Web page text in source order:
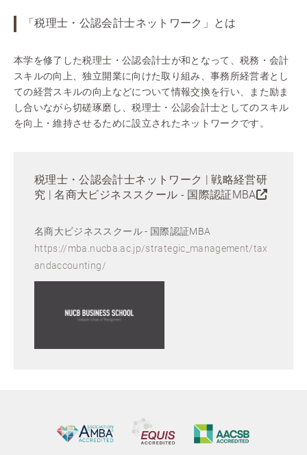
「税理士・公認会計士ネットワーク」とは
本学を修了した税理士・公認会計士が和となって、税務・会計
スキルの向上、独立開業に向けた取り組み、事務所経営者とし
ての経営スキルの向上などについて情報交換を行い、また励ま
し合いながら切磋琢磨し、税理士・公認会計士としてのスキル
を向上・維持させるために設立されたネットワークです。
税理士・公認会計士ネットワーク | 戦略経営研
究 | 名商大ビジネススクール - 国際認証MBA
名商大ビジネススクール - 国際認証MBA
https://mba.nucba.ac.jp/strategic_management/tax
andaccounting/